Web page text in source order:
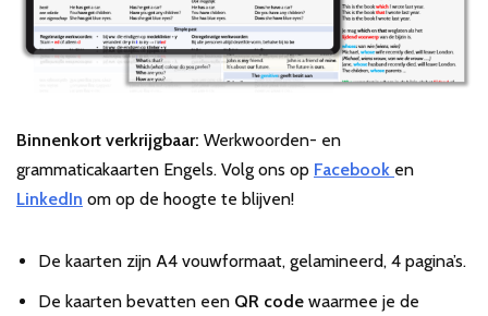
Binnenkort verkrijgbaar: Werkwoorden- en
grammaticakaarten Engels. Volg ons op Facebook en
LinkedIn om op de hoogte te blijven!
De kaarten zijn A4 vouwformaat, gelamineerd, 4 pagina’s.
De kaarten bevatten een QR code waarmee je de